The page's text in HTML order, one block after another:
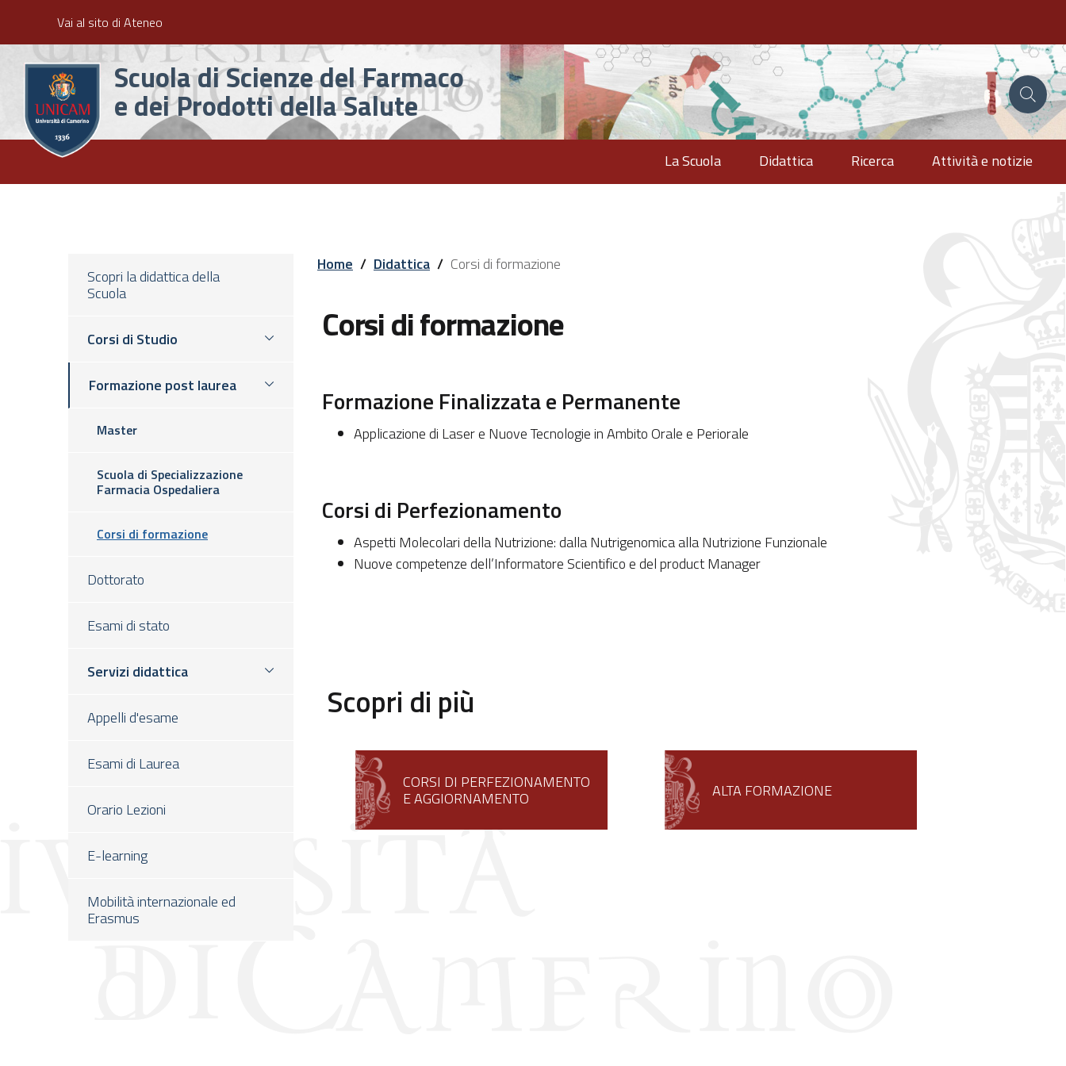
principale
SlimVai al sito di Ateneo
Scuola di Scienze del Farmaco
e dei Prodotti della Salute
Main
Menu
La Scuola Didattica Ricerca Attività e notizie
Scopri la didattica della
Scuola
Corsi di Studio
Formazione post laurea
Master
Scuola di Specializzazione
Farmacia Ospedaliera
Corsi di formazione
Dottorato
Esami di stato
Servizi didattica
Appelli d'esame
Esami di Laurea
Orario Lezioni
E-learning
Mobilità internazionale ed
Erasmus
Home / Didattica / Corsi di formazione
Corsi di formazione
Formazione Finalizzata e Permanente
Applicazione di Laser e Nuove Tecnologie in Ambito Orale e Periorale
Corsi di Perfezionamento
Aspetti Molecolari della Nutrizione: dalla Nutrigenomica alla Nutrizione Funzionale
Nuove competenze dell’Informatore Scientifico e del product Manager
Scopri di più
CORSI DI PERFEZIONAMENTO
E AGGIORNAMENTO ALTA FORMAZIONE